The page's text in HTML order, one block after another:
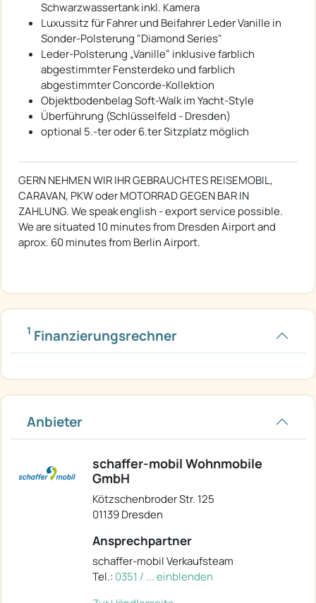
Schwarzwassertank inkl. Kamera
Luxussitz für Fahrer und Beifahrer Leder Vanille in
Sonder-Polsterung "Diamond Series"
Leder-Polsterung „Vanille“ inklusive farblich
abgestimmter Fensterdeko und farblich
abgestimmter Concorde-Kollektion
Objektbodenbelag Soft-Walk im Yacht-Style
Überführung (Schlüsselfeld - Dresden)
optional 5.-ter oder 6.ter Sitzplatz möglich
GERN NEHMEN WIR IHR GEBRAUCHTES REISEMOBIL,
CARAVAN, PKW oder MOTORRAD GEGEN BAR IN
ZAHLUNG. We speak english - export service possible.
We are situated 10 minutes from Dresden Airport and
aprox. 60 minutes from Berlin Airport.
1 Finanzierungsrechner
Anbieter
schaffer-mobil Wohnmobile
GmbH
Kötzschenbroder Str. 125
01139 Dresden
Ansprechpartner
schaffer-mobil Verkaufsteam
Tel.: 0351 / ... einblenden